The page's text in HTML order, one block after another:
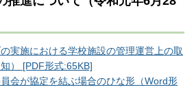
実施における学校施設の管理運営上の取
） [PDF形式:65KB]
会が協定を結ぶ場合のひな形（Word形